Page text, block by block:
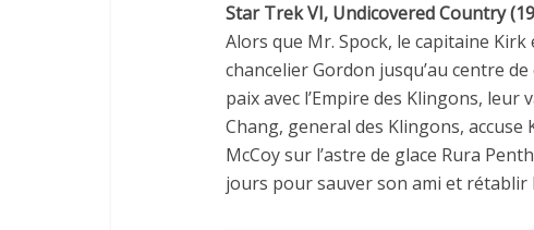
Star Trek VI, Undicovered Country
Alors que Mr. Spock, le capitaine Kirk
chancelier Gordon jusqu’au centre
paix avec l’Empire des Klingons,
Chang, general des Klingons,
McCoy sur l’astre de glace Rura
jours pour sauver son ami et rétablir